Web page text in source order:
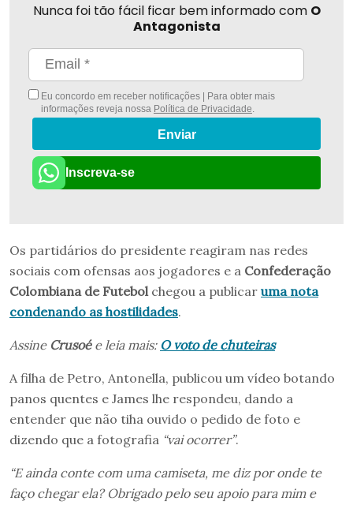
Nunca foi tão fácil ficar bem informado com O
Antagonista
Eu concordo em receber notificações | Para obter mais
informações reveja nossa Política de Privacidade
Enviar
Inscreva-se
Os partidários do presidente reagiram nas redes
sociais com ofensas aos jogadores e a Confederação
Colombiana de Futebolchegou a publicar uma nota
condenando as hostilidades.
Assine Crusoée leia mais: O voto de chuteiras
A filha de Petro, Antonella, publicou um vídeo botando
panos quentes e James lhe respondeu, dando a
entender que não tiha ouvido o pedido de foto e
dizendo que a fotografia “vai ocorrer”.
“E ainda conte com uma camiseta, me diz por onde te
faço chegar ela? Obrigado pelo seu apoio para mim e